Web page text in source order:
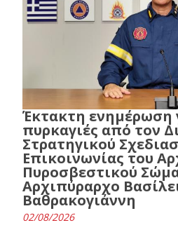
Έκτακτη ενημέρωση
πυρκαγιές από τον
Στρατηγικού
Επικοινωνίας του
Πυροσβεστικού
Αρχιπύραρχο
Βαθρακογιάννη
02/08/2026